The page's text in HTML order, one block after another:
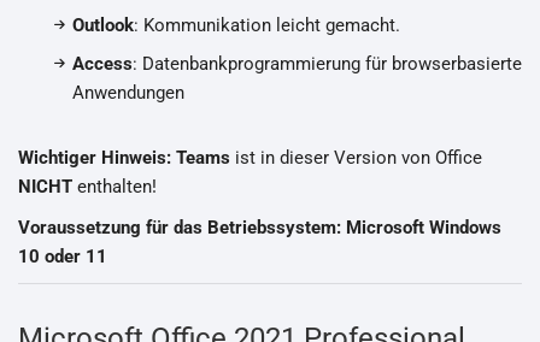
Outlook: Kommunikation leicht gemacht.
Access: Datenbankprogrammierung für browserbasierte
Anwendungen
Wichtiger Hinweis: Teams ist in dieser Version von Office
NICHT enthalten!
Voraussetzung für das Betriebssystem: Microsoft Windows
10 oder 11